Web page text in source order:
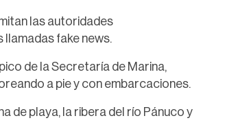
las autoridades
fake news.
de la Secretaría de Marina,
a pie y con embarcaciones.
de playa, la ribera del río Pánuco y